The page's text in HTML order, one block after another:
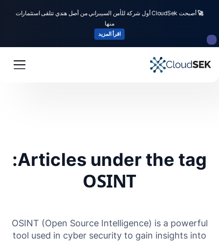
🚀
أصبحت CloudSek أول شركة للأمن السيبراني من أصل هندي تتلقى استثمارات
منها
اقرأ المزيد
Articles under the tag:
OSINT
OSINT (Open Source Intelligence) is a powerful
tool used in cyber security to gain insights into